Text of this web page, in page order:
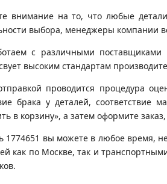
внимание на то, что любые
выбора, менеджеры компании
с различными поставщиками
высоким стандартам
проводится процедура
брака у деталей, соответствие
в корзину», а затем оформите
1774651 вы можете в любое время,
как по Москве, так и